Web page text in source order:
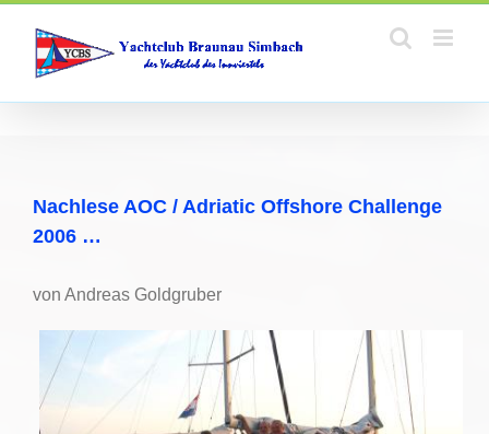
Zum
springen
Nachlese AOC / Adriatic Offshore Challenge
2006 …
von Andreas Goldgruber